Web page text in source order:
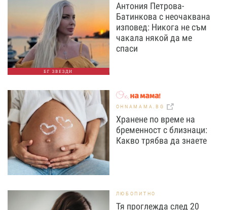
БГ ЗВЕЗДИ
Антония Петрова-
Батинкова с неочаквана
изповед: Никога не съм
чакала някой да ме
спаси
OHNAMAMA.BG
Хранене по време на
бременност с близнаци:
Какво трябва да знаете
ЛЮБОПИТНО
Тя проглежда след 20